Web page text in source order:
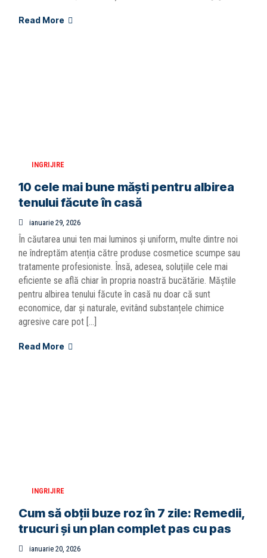
Read More
INGRIJIRE
10 cele mai bune măști pentru albirea
tenului făcute în casă
ianuarie 29, 2026
În căutarea unui ten mai luminos și uniform, multe dintre noi
ne îndreptăm atenția către produse cosmetice scumpe sau
tratamente profesioniste. Însă, adesea, soluțiile cele mai
eficiente se află chiar în propria noastră bucătărie. Măștile
pentru albirea tenului făcute în casă nu doar că sunt
economice, dar și naturale, evitând substanțele chimice
agresive care pot […]
Read More
INGRIJIRE
Cum să obții buze roz în 7 zile: Remedii,
trucuri și un plan complet pas cu pas
ianuarie 20, 2026